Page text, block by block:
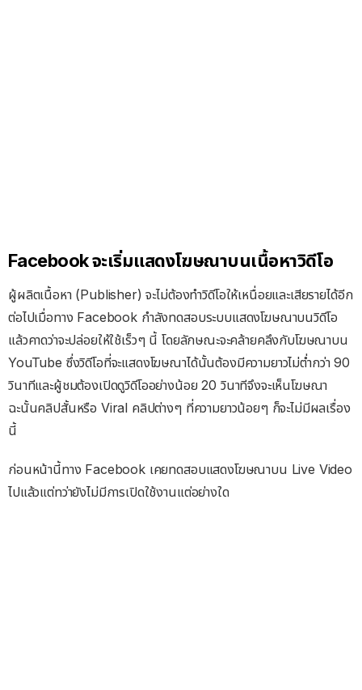
Facebook จะเริ่มแสดงโฆษณาบนเนื้อหาวิดีโอ
ผู้ผลิตเนื้อหา (Publisher) จะไม่ต้องทำวิดีโอให้เหนื่อยและเสียรายได้อีก
ต่อไปเมื่อทาง Facebook กำลังทดสอบระบบแสดงโฆษณาบนวิดีโอ
แล้วคาดว่าจะปล่อยให้ใช้เร็วๆ นี้ โดยลักษณะจะคล้ายคลึงกับโฆษณาบน
YouTube ซึ่งวิดีโอที่จะแสดงโฆษณาได้นั้นต้องมีความยาวไม่ต่ำกว่า 90
วินาทีและผู้ชมต้องเปิดดูวิดีโออย่างน้อย 20 วินาทีจึงจะเห็นโฆษณา
ฉะนั้นคลิปสั้นหรือ Viral คลิปต่างๆ ที่ความยาวน้อยๆ ก็จะไม่มีผลเรื่อง
นี้
ก่อนหน้านี้ทาง Facebook เคยทดสอบแสดงโฆษณาบน Live Video
ไปแล้วแต่ทว่ายังไม่มีการเปิดใช้งานแต่อย่างใด